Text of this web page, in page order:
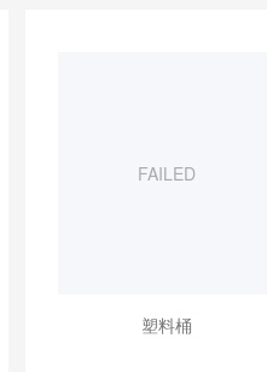
FAILED
塑料桶